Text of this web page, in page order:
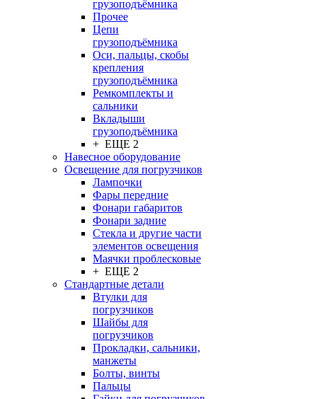
грузоподъёмника
Прочее
Цепи
грузоподъёмника
Оси, пальцы, скобы
крепления
грузоподъёмника
Ремкомплекты и
сальники
Вкладыши
грузоподъёмника
+ ЕЩЕ 2
Навесное оборудование
Освещение для погрузчиков
Лампочки
Фары передние
Фонари габаритов
Фонари задние
Стекла и другие части
элементов освещения
Маячки проблесковые
+ ЕЩЕ 2
Стандартные детали
Втулки для
погрузчиков
Шайбы для
погрузчиков
Прокладки, сальники,
манжеты
Болты, винты
Пальцы